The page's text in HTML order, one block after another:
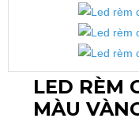
LED RÈM
MÀU